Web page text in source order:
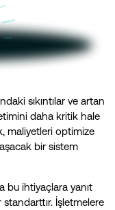
sıkıntılar ve artan
daha kritik hale
maliyetleri optimize
bir sistem
bu ihtiyaçlara yanıt
standarttır. İşletmelere